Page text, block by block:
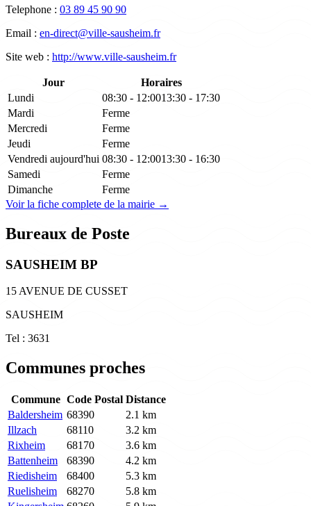
Telephone : 03 89 45 90 90
Email : en-direct@ville-sausheim.fr
Site web : http://www.ville-sausheim.fr
Jour
Horaires
Lundi
08:30 - 12:0013:30 - 17:30
Mardi
Ferme
Mercredi
Ferme
Jeudi
Ferme
Vendredi aujourd'hui 08:30 - 12:0013:30 - 16:30
Samedi
Ferme
Dimanche
Ferme
Voir la fiche complete de la mairie →
Bureaux de Poste
SAUSHEIM BP
15 AVENUE DE CUSSET
SAUSHEIM
Tel : 3631
Communes proches
Commune Code Postal Distance
Baldersheim 68390
2.1 km
Illzach
68110
3.2 km
Rixheim
68170
3.6 km
Battenheim
68390
4.2 km
Riedisheim
68400
5.3 km
Ruelisheim
68270
5.8 km